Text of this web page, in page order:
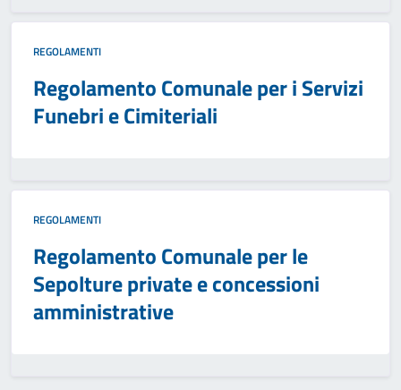
REGOLAMENTI
Regolamento Comunale per i Servizi
Funebri e Cimiteriali
REGOLAMENTI
Regolamento Comunale per le
Sepolture private e concessioni
amministrative